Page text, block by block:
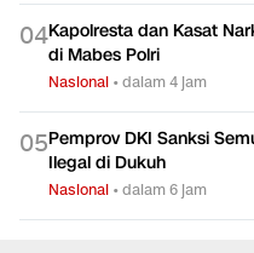
04Kapolresta dan Kasat
di Mabes Polri
Nasional •dalam 4 jam
05Pemprov DKI Sanksi
Ilegal di Dukuh
Nasional •dalam 6 jam